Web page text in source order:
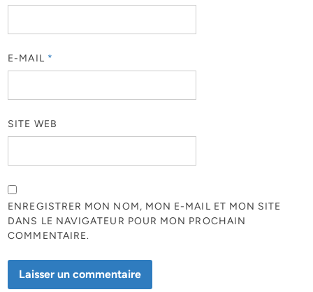
E-MAIL *
SITE WEB
ENREGISTRER MON NOM, MON E-MAIL ET MON SITE
DANS LE NAVIGATEUR POUR MON PROCHAIN
COMMENTAIRE.